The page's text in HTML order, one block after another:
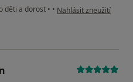
děti a dorost • • podle názoru
Nahlásit zneužití